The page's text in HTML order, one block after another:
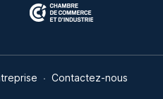
conformité avec les
Contactez-nous